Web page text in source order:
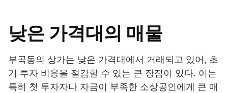
낮은 가격대의 매물
부곡동의 상가는 낮은 가격대에서 거래되고 있어, 초
기 투자 비용을 절감할 수 있는 큰 장점이 있다. 이는
특히 첫 투자자나 자금이 부족한 소상공인에게 큰 매